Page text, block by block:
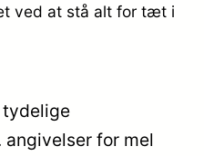
ved at stå alt for tæt i
tydelige
angivelser for mel